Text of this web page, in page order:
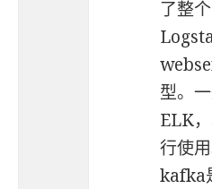
了整
型。
ELK
行使用
kafka